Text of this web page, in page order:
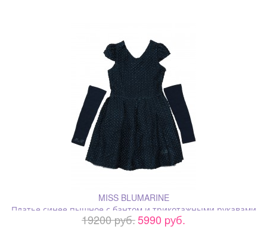
MISS BLUMARINE
Платье синее пышное с бантом и трикотажными рукавами
19200 pуб.5990 pуб.